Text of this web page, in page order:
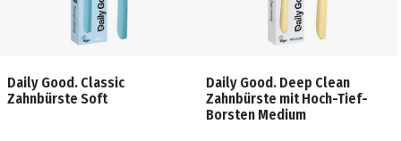
Daily Good. Classic
Zahnbürste Soft
Daily Good. Deep Clean
Zahnbürste mit Hoch-Tief-
Borsten Medium